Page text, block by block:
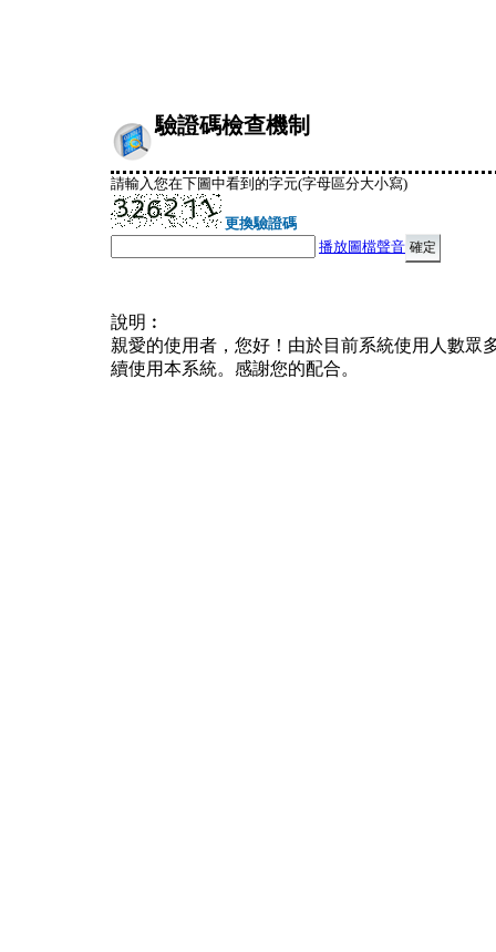
驗證碼檢查機制
請輸入您在下圖中看到的字元(字母區分大小寫)
更換驗證碼
播放圖檔聲音
說明︰
親愛的使用者，您好！由於目前系統使用人數眾
續使用本系統。感謝您的配合。